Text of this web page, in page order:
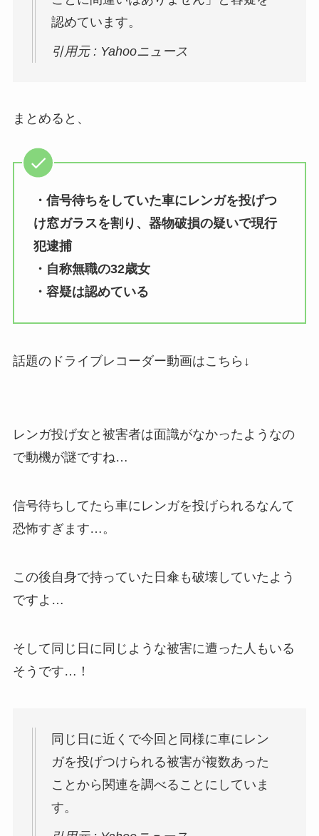
認めています。
引用元 : Yahooニュース
まとめると、
・信号待ちをしていた車にレンガを投げつ
け窓ガラスを割り、器物破損の疑いで現行
犯逮捕
・自称無職の32歳女
・容疑は認めている
話題のドライブレコーダー動画はこちら↓
レンガ投げ女と被害者は面識がなかったようなの
で動機が謎ですね…
信号待ちしてたら車にレンガを投げられるなんて
恐怖すぎます…。
この後自身で持っていた日傘も破壊していたよう
ですよ…
そして同じ日に同じような被害に遭った人もいる
そうです…！
同じ日に近くで今回と同様に車にレン
ガを投げつけられる被害が複数あった
ことから関連を調べることにしていま
す。